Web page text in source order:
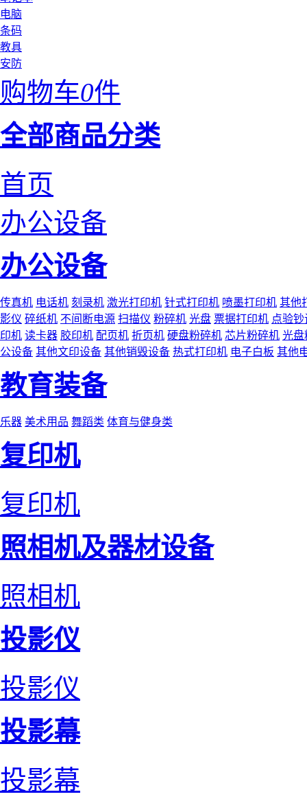
电脑
条码
教具
安防
购物车0件
全部商品分类
首页
办公设备
办公设备
传真机 电话机 刻录机 激光打印机 针式打印机 喷墨打印机 其他
影仪 碎纸机 不间断电源 扫描仪 粉碎机 光盘 票据打印机 点验钞
印机 读卡器 胶印机 配页机 折页机 硬盘粉碎机 芯片粉碎机 光盘
公设备 其他文印设备 其他销毁设备 热式打印机 电子白板 其他
教育装备
乐器 美术用品 舞蹈类 体育与健身类
复印机
复印机
照相机及器材设备
照相机
投影仪
投影仪
投影幕
投影幕